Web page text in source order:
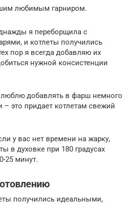
любимым гарниром.
я переборщила с
и котлеты получились
пор я всегда добавляю их
нужной консистенции
добавлять в фарш немного
– это придает котлетам свежий
у вас нет времени на жарку,
в духовке при 180 градусах
25 минут.
получились идеальными,